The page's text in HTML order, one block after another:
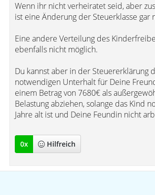
Wenn ihr nicht verheiratet seid, aber
ist eine Änderung der Steuerklasse gar
Eine andere Verteilung des
ebenfalls nicht möglich.
Du kannst aber in der Steuererklärung
notwendigen Unterhalt für Deine
einem Betrag von 7680€ als
Belastung abziehen, solange das Kind
Jahre alt ist und Deine Feundin nicht
0x Hilfreich